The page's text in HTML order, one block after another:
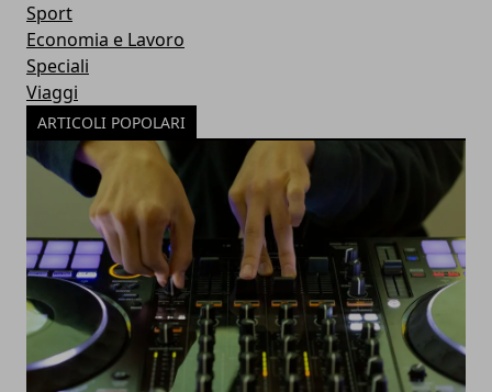
Sport
Economia e Lavoro
Speciali
Viaggi
ARTICOLI POPOLARI